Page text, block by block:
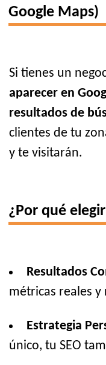
Google Maps)
Si tienes un
aparecer en
resultados de
clientes de tu
y te visitarán.
¿Por qué
Resultados
métricas reales
Estrategia
único, tu SEO